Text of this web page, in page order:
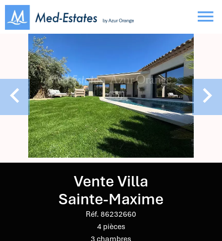
Vente Villa
Sainte-Maxime
Réf. 86232660
4 pièces
3 chambres